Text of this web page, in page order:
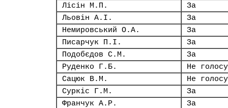
Лісін М.П.
За
Льовін А.І.
За
Немировський О.А.
За
Писарчук П.І.
За
Подобєдов С.М.
За
Руденко Г.Б.
Не
Сацюк В.М.
Не
Суркіс Г.М.
За
Франчук А.Р.
За